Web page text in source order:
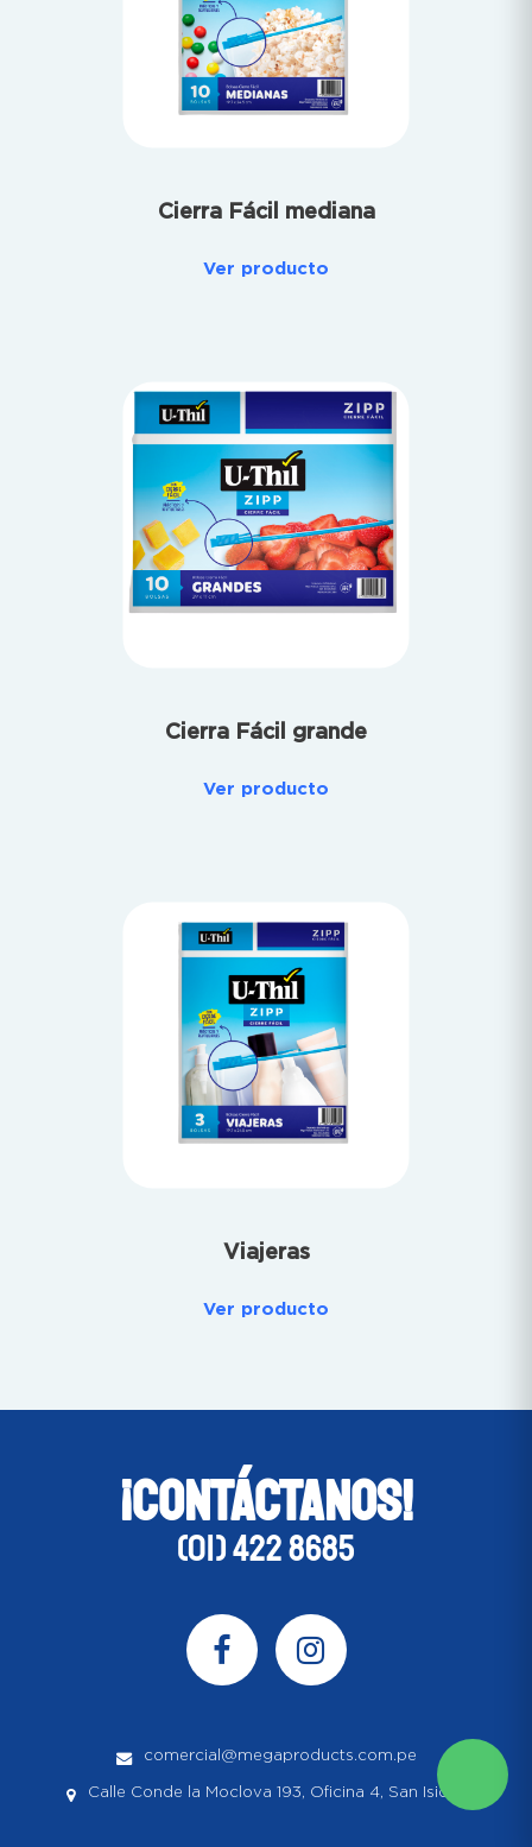
Cierra Fácil mediana
Ver producto
Cierra Fácil grande
Ver producto
Viajeras
Ver producto
¡CONTÁCTANOS!
(01) 422 8685
comercial@megaproducts.com.pe
Calle Conde la Moclova 193, Oficina 4, San Isidro